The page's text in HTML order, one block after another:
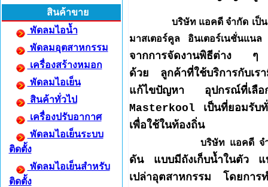
สินค้าขาย
พัดลมไอน้ำ
พัดลมอุตสาหกรรม
เครื่องสร้างหมอก
พัดลมไอเย็น
สินค้าทั่วไป
เครื่องปรับอากาศ
พัดลมไอเย็นระบบ
ติดตั้ง
พัดลมไอเย็นสำหรับ
ติดตั้ง
บริษัท แอคดี จำกัด เป็
มาสเตอร์คูล อินเตอร์เนชั่นแนล
จากการจัดงานพิธีต่าง ๆ
ด้วย ลูกค้าที่ใช้บริการกับเร
แก้ไขปัญหา อุปกรณ์ที่เลือ
Masterkool เป็นที่ยอมรับทั่
เพื่อใช้ในท้องถิ่น
บริษัท แอคดี
ดัน แบบมีถังเก็บน้ำในตัว
เปล่าอุตสาหกรรม
โดยกา